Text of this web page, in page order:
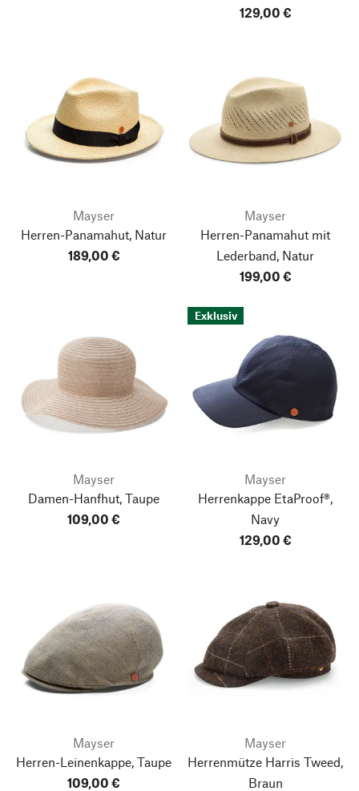
129,00 €
Mayser
Herren-Panamahut, Natur
189,00 €
Mayser
Herren-Panamahut mit
Lederband, Natur
199,00 €
Mayser
Damen-Hanfhut, Taupe
109,00 €
Exklusiv
Mayser
Herrenkappe EtaProof®,
Navy
129,00 €
Mayser
Herren-Leinenkappe, Taupe
109,00 €
Mayser
Herrenmütze Harris Tweed,
Braun